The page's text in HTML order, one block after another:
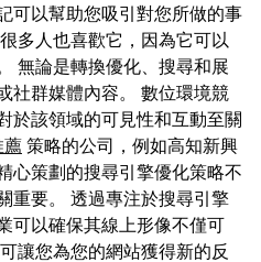
可以幫助您吸引對您所做的事
多人也喜歡它，因為它可以
無論是轉換優化、搜尋和展
社群媒體內容。 數位環境競
於該領域的可見性和互動至關
薦 策略的公司，例如高知新興
心策劃的搜尋引擎優化策略不
重要。 透過專注於搜尋引擎
可以確保其線上形像不僅可
讓您為您的網站獲得新的反